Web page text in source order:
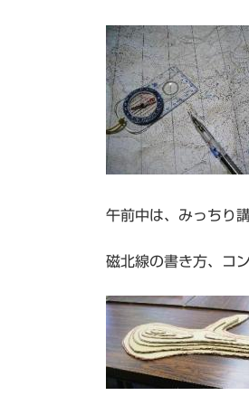
午前中は、みっちり講
磁北線の書き方、コ